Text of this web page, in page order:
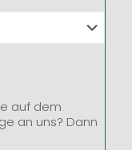
auf dem
an uns? Dann